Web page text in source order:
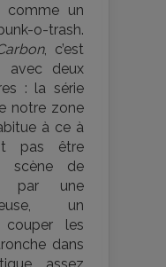
comme un
o-trash.
, c’est
avec deux
: la série
notre zone
à ce à
pas être
scène de
par une
un
les
dans
assez